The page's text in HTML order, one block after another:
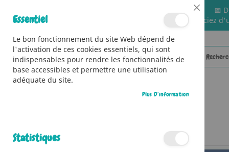
📅
🚚 Bénéficiez
Cookie
Bar
Essentiel
Le bon fonctionnement du site Web dépend de
l'activation de ces cookies essentiels, qui sont
indispensables pour rendre les fonctionnalités de
base accessibles et permettre une utilisation
adéquate du site.
Plus D’information
Statistiques